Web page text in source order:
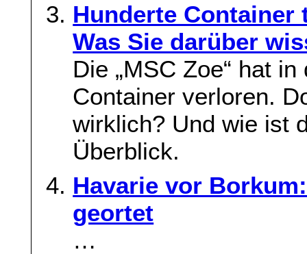
Hunderte Container
Was Sie darüber
Die „MSC Zoe“ hat
Container verloren.
wirklich? Und wie ist
Überblick.
Havarie vor
geortet
…